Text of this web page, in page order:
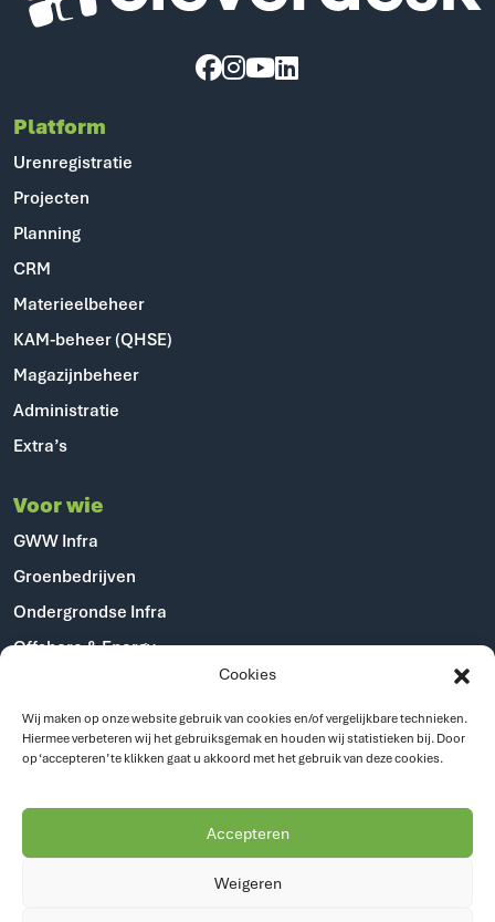
Cookies
Wij maken op onze website gebruik van cookies en/of vergelijkbare technieken.
Hiermee verbeteren wij het gebruiksgemak en houden wij statistieken bij. Door
op ‘accepteren’ te klikken gaat u akkoord met het gebruik van deze cookies.
Accepteren
Weigeren
Platform
Urenregistratie
Projecten
Planning
CRM
Materieelbeheer
KAM-beheer (QHSE)
Magazijnbeheer
Administratie
Extra’s
Voor wie
GWW Infra
Groenbedrijven
Ondergrondse Infra
Offshore & Energy
Industriële dienstverlening
Gemeenten
Over ons
Vacatures